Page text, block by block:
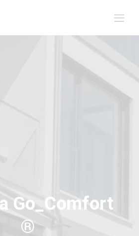
Go_Comfort
®️